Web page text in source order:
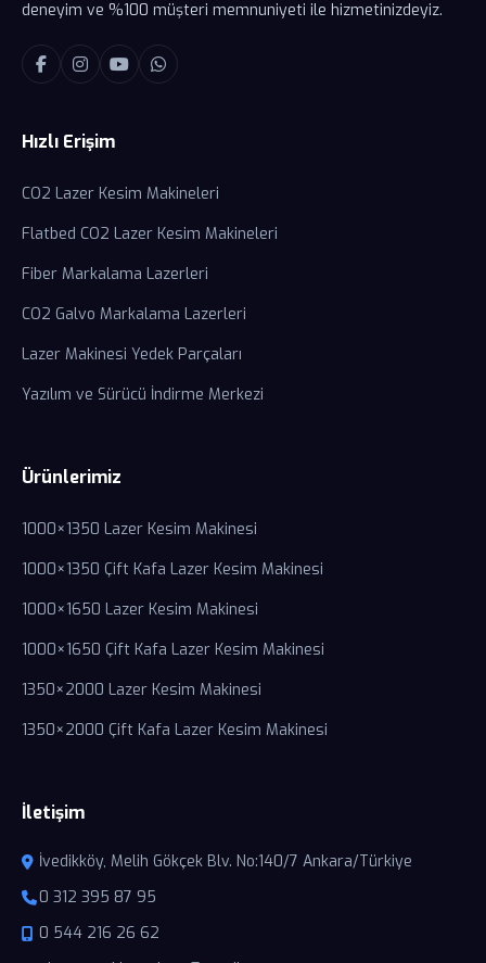
deneyim ve %100 müşteri memnuniyeti ile hizmetinizdeyiz.
Hızlı Erişim
CO2 Lazer Kesim Makineleri
Flatbed CO2 Lazer Kesim Makineleri
Fiber Markalama Lazerleri
CO2 Galvo Markalama Lazerleri
Lazer Makinesi Yedek Parçaları
Yazılım ve Sürücü İndirme Merkezi
Ürünlerimiz
1000×1350 Lazer Kesim Makinesi
1000×1350 Çift Kafa Lazer Kesim Makinesi
1000×1650 Lazer Kesim Makinesi
1000×1650 Çift Kafa Lazer Kesim Makinesi
1350×2000 Lazer Kesim Makinesi
1350×2000 Çift Kafa Lazer Kesim Makinesi
İletişim
İvedikköy, Melih Gökçek Blv. No:140/7 Ankara/Türkiye
0 312 395 87 95
0 544 216 26 62